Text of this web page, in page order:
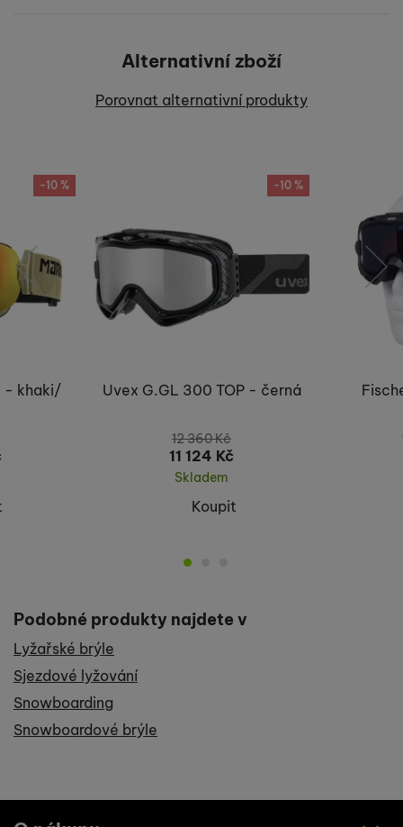
Recenze
Alternativní zboží
Porovnat alternativní produkty
předchozí následující
-10 %
Uvex G.GL 300 TOP - černá
12 360Kč
11 124 Kč
Skladem
Koupit
-10 %
- khaki/
Podobné produkty najdete v
Lyžařské brýle
Sjezdové lyžování
Snowboarding
Snowboardové brýle